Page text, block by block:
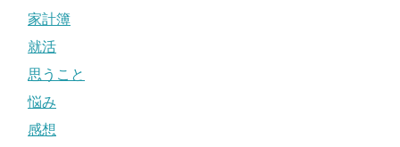
家計簿
就活
思うこと
悩み
感想